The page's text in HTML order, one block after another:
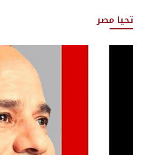
تحيا مصر